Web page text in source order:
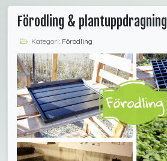
Förodling & plantuppdragning
Kategori: Förodling